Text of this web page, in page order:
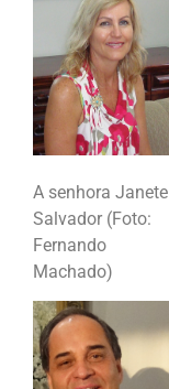
A senhora Janete
Salvador (Foto:
Fernando
Machado)